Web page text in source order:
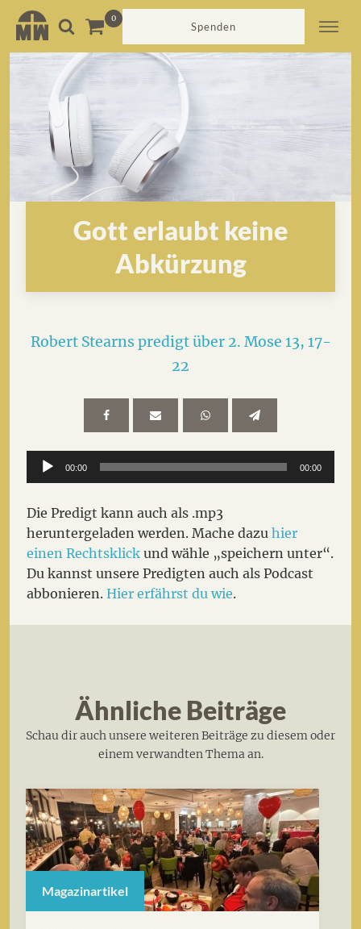
Spenden
Gott erlaubt keine
Abkürzung
Robert Stearns predigt über 2. Mose 13, 17-
22
Audio-
Player
00:00 00:00
Die Predigt kann auch als .mp3
heruntergeladen werden. Mache dazuhier
einen Rechtsklick und wähle „speichern unter“.
Du kannst unsere Predigten auch als Podcast
abbonieren.Hier erfährst du wie.
Ähnliche Beiträge
Schau dir auch unsere weiteren Beiträge zu diesem oder
einem verwandten Thema an.
Magazinartikel